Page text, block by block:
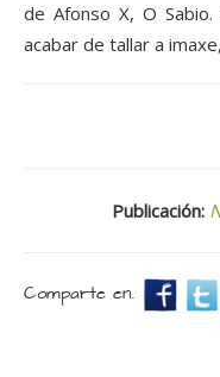
de Afonso X, O
acabar de tallar a
Publicación:
Comparte en.